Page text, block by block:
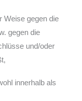
Weise gegen die
gegen die
und/oder
innerhalb als